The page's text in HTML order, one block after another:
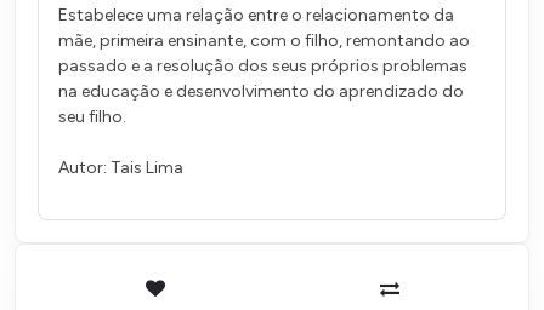
Estabelece uma relação entre o relacionamento da
mãe, primeira ensinante, com o filho, remontando ao
passado e a resolução dos seus próprios problemas
na educação e desenvolvimento do aprendizado do
seu filho.
Autor: Tais Lima